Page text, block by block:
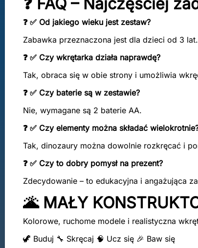
❓ ✅ Od jakiego wieku jest zestaw?
Zabawka przeznaczona jest dla dzieci od 3 lat.
❓ ✅ Czy wkrętarka działa naprawdę?
Tak, obraca się w obie strony i umożliwia
❓ ✅ Czy baterie są w zestawie?
Nie, wymagane są 2 baterie AA.
❓ ✅ Czy elementy można składać
Tak, dinozaury można dowolnie rozkręcać i
❓ ✅ Czy to dobry pomysł na prezent?
Zdecydowanie – to edukacyjna i angażująca
🌋 MAŁY
Kolorowe, ruchome modele i realistyczna
🦖 Buduj 🔧 Skręcaj 🧠 Ucz się 🎉 Baw się